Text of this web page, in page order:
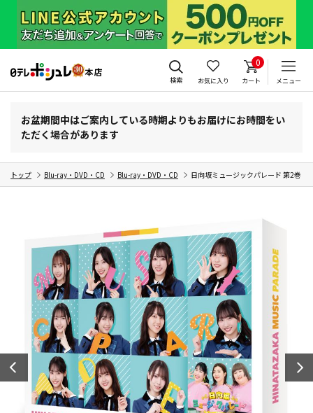
検索 お気に入り
0
カート メニュー
お盆期間中はご案内している時期よりもお届けにお時間をい
ただく場合があります
トップ Blu-ray・DVD・CD Blu-ray・DVD・CD 日向坂ミュージックパレード 第2巻